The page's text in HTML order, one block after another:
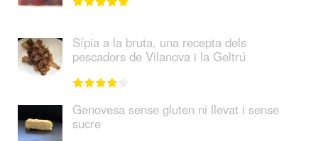
Sípia a la bruta, una recepta dels
pescadors de Vilanova i la Geltrú
Genovesa sense gluten ni llevat i sense
sucre